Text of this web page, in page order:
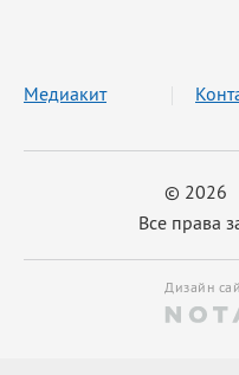
© 2026
Все права
Медиакит
Дизайн